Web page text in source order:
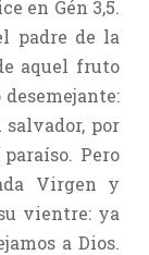
en Gén 3,5.
padre de la
aquel fruto
salvador, por
Pero
Virgen y
vientre: ya
a Dios.